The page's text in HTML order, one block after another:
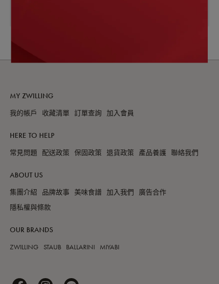
MY ZWILLING
我的帳戶 收藏清單 訂單查詢 加入會員
HERE TO HELP
常見問題 配送政策 保固政策 退貨政策 產品養護 聯絡我們
ABOUT US
集團介紹 品牌故事 美味食譜 加入我們
廣告合作
隱私權與條款
OUR BRANDS
ZWILLING STAUB BALLARINI MIYABI